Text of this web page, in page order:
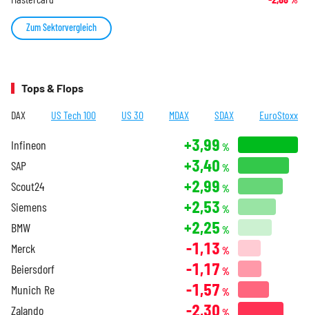
Zum Sektorvergleich
Tops & Flops
DAX US Tech 100 US 30 MDAX SDAX EuroStoxx
Infineon +3,99 %
SAP +3,40 %
Scout24 +2,99 %
Siemens +2,53 %
BMW +2,25 %
Merck -1,13 %
Beiersdorf -1,17 %
Munich Re -1,57 %
Zalando -2,30 %